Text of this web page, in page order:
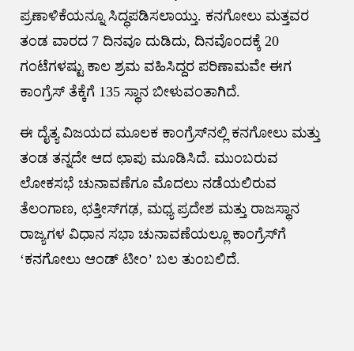
ಪ್ರಣಾಳಿಕೆಯನ್ನೂ ಸಿದ್ಧಪಡಿಸಲಾಯ್ತು. ಕನಗೋಲು ಮತ್ತವರ
ತಂಡ ವಾರದ 7 ದಿನವೂ ದುಡಿದು, ದಿನವೊಂದಕ್ಕೆ 20
ಗಂಟೆಗಳಷ್ಟು ಕಾಲ ಶ್ರಮ ವಹಿಸಿದ್ದರ ಪರಿಣಾಮವೇ ಈಗ
ಕಾಂಗ್ರೆಸ್‌ ತೆಕ್ಕೆಗೆ 135 ಸ್ಥಾನ ಬೀಳುವಂತಾಗಿದೆ.
ಈ ದೈತ್ಯ ವಿಜಯದ ಮೂಲಕ ಕಾಂಗ್ರೆಸ್‌ನಲ್ಲಿ ಕನಗೋಲು ಮತ್ತು
ತಂಡ ತನ್ನದೇ ಆದ ಛಾಪು ಮೂಡಿಸಿದೆ. ಮುಂಬರುವ
ಲೋಕಸಭೆ ಚುನಾವಣೆಗೂ ಮೊದಲು ನಡೆಯಲಿರುವ
ತೆಲಂಗಾಣ, ಛತ್ತೀಸ್‌ಗಢ, ಮಧ್ಯ ಪ್ರದೇಶ ಮತ್ತು ರಾಜಸ್ಥಾನ
ರಾಜ್ಯಗಳ ವಿಧಾನ ಸಭಾ ಚುನಾವಣೆಯಲ್ಲೂ ಕಾಂಗ್ರೆಸ್‌ಗೆ
ʻಕನಗೋಲು ಆಂಡ್‌ ಟೀಂʼ ಬಲ ತುಂಬಲಿದೆ.